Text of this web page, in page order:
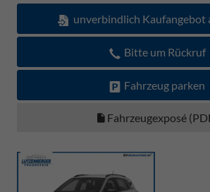
unverbindlich Kaufangebot
Bitte um Rückruf
Fahrzeug parken
Fahrzeugexposé